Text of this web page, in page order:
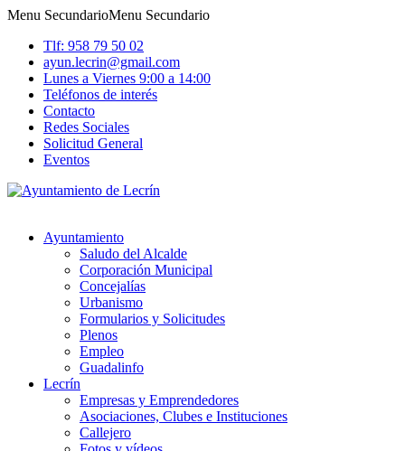
Menu SecundarioMenu Secundario
Tlf: 958 79 50 02
ayun.lecrin@gmail.com
Lunes a Viernes 9:00 a 14:00
Teléfonos de interés
Contacto
Redes Sociales
Solicitud General
Eventos
Ayuntamiento
Saludo del Alcalde
Corporación Municipal
Concejalías
Urbanismo
Formularios y Solicitudes
Plenos
Empleo
Guadalinfo
Lecrín
Empresas y Emprendedores
Asociaciones, Clubes e Instituciones
Callejero